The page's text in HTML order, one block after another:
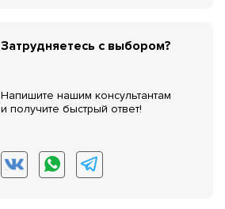
Затрудняетесь с выбором?
Напишите нашим консультантам
и получите быстрый ответ!